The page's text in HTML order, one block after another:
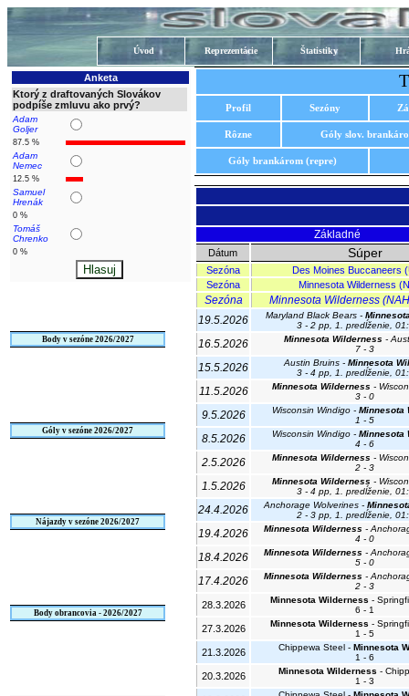
Úvod Reprezentácie Štatistiky
Anketa
Ktorý z draftovaných Slovákov
podpíše zmluvu ako prvý?
Adam
Goljer
87.5 %
Adam
Nemec
12.5 %
Samuel
Hrenák
0 %
Tomáš
Chrenko
0 %
Body v sezóne 2026/2027
Góly v sezóne 2026/2027
Nájazdy v sezóne 2026/2027
Body obrancovia - 2026/2027
Profil Sezóny
Rôzne Góly slov.
Góly brankárom (repre)
Základné
Dátum Súper
Sezóna
Des Moines Buccaneers
Sezóna
Minnesota Wilderness
Sezóna
Minnesota Wilderness
19.5.2026
Maryland Black Bears -
3 - 2 pp, 1. predĺženie,
16.5.2026 Minnesota Wilderness -
7 - 3
15.5.2026 Austin Bruins - Minnesota
3 - 4 pp, 1. predĺženie,
11.5.2026 Minnesota Wilderness -
3 - 0
9.5.2026 Wisconsin Windigo - Minnesota
1 - 5
8.5.2026 Wisconsin Windigo - Minnesota
4 - 6
2.5.2026 Minnesota Wilderness -
2 - 3
1.5.2026 Minnesota Wilderness -
3 - 4 pp, 1. predĺženie,
24.4.2026 Anchorage Wolverines -
2 - 3 pp, 1. predĺženie,
19.4.2026 Minnesota Wilderness -
4 - 0
18.4.2026 Minnesota Wilderness -
5 - 0
17.4.2026 Minnesota Wilderness -
2 - 3
28.3.2026 Minnesota Wilderness -
6 - 1
27.3.2026 Minnesota Wilderness -
1 - 5
21.3.2026 Chippewa Steel - Minnesota
1 - 6
20.3.2026 Minnesota Wilderness -
1 - 3